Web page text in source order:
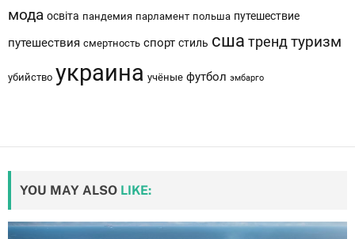
мода освіта пандемия парламент польша путешествие
путешествия смертность спорт стиль сша тренд туризм
убийство украина учёные футбол эмбарго
YOU MAY ALSO LIKE: